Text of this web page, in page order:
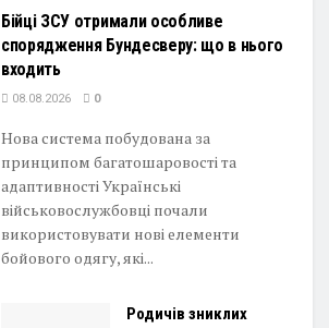
Бійці ЗСУ отримали особливе
спорядження Бундесверу: що в нього
входить
08.08.2026 0
Нова система побудована за
принципом багатошаровості та
адаптивності Українські
військовослужбовці почали
використовувати нові елементи
бойового одягу, які...
Родичів зниклих